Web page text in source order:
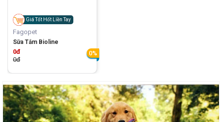
Giá Tốt Hốt Liền Tay
Fagopet
Sữa Tắm Bioline
0đ
0đ
0%